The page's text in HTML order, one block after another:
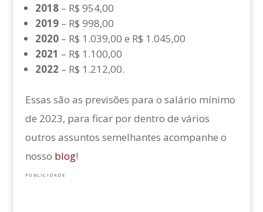
2018– R$ 954,00
2019– R$ 998,00
2020– R$ 1.039,00 e R$ 1.045,00
2021 – R$ 1.100,00
2022 – R$ 1.212,00.
Essas são as previsões para o salário mínimo
de 2023, para ficar por dentro de vários
outros assuntos semelhantes acompanhe o
nosso blog!
PUBLICIDADE